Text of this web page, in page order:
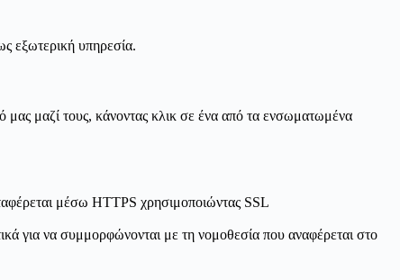
εξωτερική υπηρεσία.
μας μαζί τους, κάνοντας κλικ σε ένα από τα ενσωματωμένα
μέσω HTTPS χρησιμοποιώντας SSL
για να συμμορφώνονται με τη νομοθεσία που αναφέρεται στο